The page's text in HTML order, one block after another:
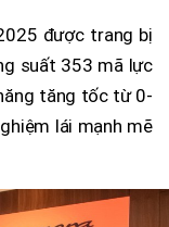
được trang bị
suất 353 mã lực
tăng tốc từ 0-
lái mạnh mẽ